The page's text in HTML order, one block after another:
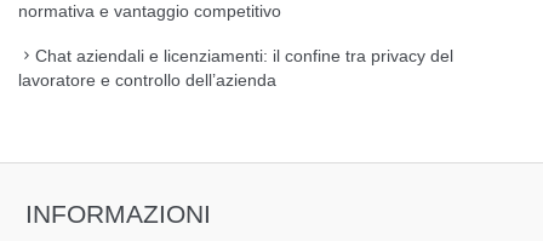
normativa e vantaggio competitivo
Chat aziendali e licenziamenti: il confine tra privacy del
lavoratore e controllo dell’azienda
INFORMAZIONI